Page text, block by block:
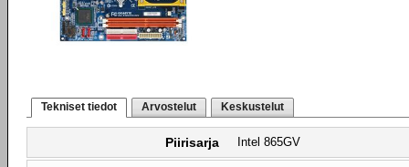
Tekniset tiedot Arvostelut Keskustelut
Piirisarja Intel 865GV